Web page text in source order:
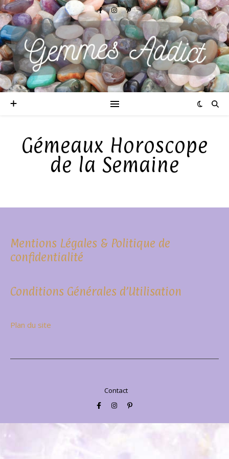
Gémeaux Horoscope
de la Semaine
Mentions Légales & Politique de
confidentialité
Conditions Générales d’Utilisation
Plan du site
Contact